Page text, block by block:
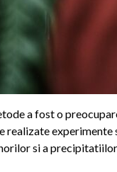
a fost o
realizate
si a